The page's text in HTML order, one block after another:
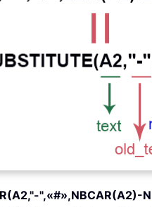
",«#»,NBCAR(A2)-